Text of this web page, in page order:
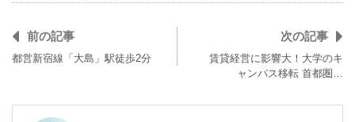
前の記事
都営新宿線「大島」駅徒歩2分
次の記事
賃貸経営に影響大！大学のキ
ャンパス移転 首都圏…